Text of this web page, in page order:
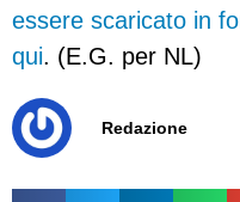
essere scaricato in
qui. (E.G. per NL)
Redazione